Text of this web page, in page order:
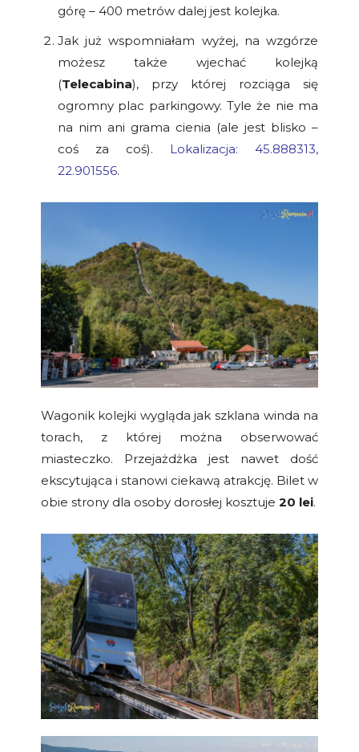
górę – 400 metrów dalej jest kolejka.
Jak już wspomniałam wyżej, na wzgórze
możesz także wjechać kolejką
(Telecabina), przy której rozciąga się
ogromny plac parkingowy. Tyle że nie ma
na nim ani grama cienia (ale jest blisko –
coś za coś). Lokalizacja: 45.888313,
22.901556.
Wagonik kolejki wygląda jak szklana winda na
torach, z której można obserwować
miasteczko. Przejażdżka jest nawet dość
ekscytująca i stanowi ciekawą atrakcję. Bilet w
obie strony dla osoby dorosłej kosztuje 20 lei.